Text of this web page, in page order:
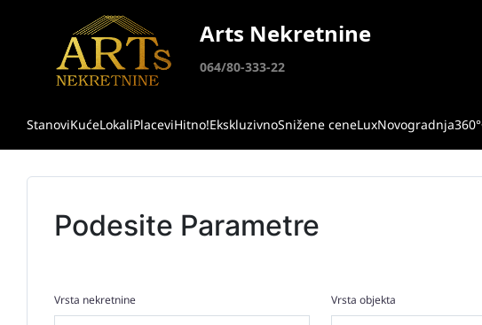
Arts Nekretnine
064/80-333-22
StanoviKućeLokaliPlaceviHitno!EkskluzivnoSnižene ceneLuxNovogradnja360°
Podesite Parametre
Vrsta nekretnine Vrsta objekta